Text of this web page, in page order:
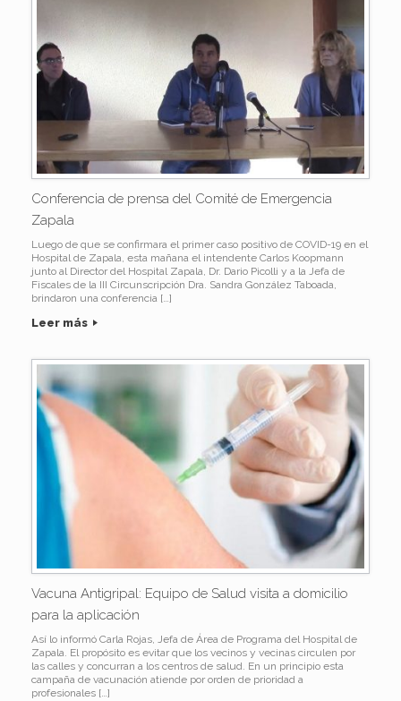
Conferencia de prensa del Comité de Emergencia
Zapala
Luego de que se confirmara el primer caso positivo de COVID-19 en el
Hospital de Zapala, esta mañana el intendente Carlos Koopmann
junto al Director del Hospital Zapala, Dr. Dario Picolli y a la Jefa de
Fiscales de la III Circunscripción Dra. Sandra González Taboada,
brindaron una conferencia […]
Leer más
Vacuna Antigripal: Equipo de Salud visita a domicilio
para la aplicación
Así lo informó Carla Rojas, Jefa de Área de Programa del Hospital de
Zapala. El propósito es evitar que los vecinos y vecinas circulen por
las calles y concurran a los centros de salud. En un principio esta
campaña de vacunación atiende por orden de prioridad a
profesionales […]